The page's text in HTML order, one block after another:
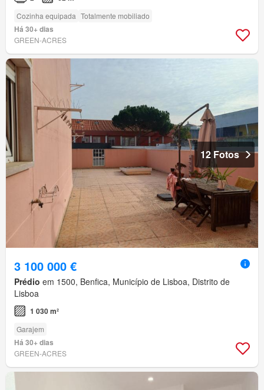
Cozinha equipada Totalmente mobiliado
Há 30+ dias
GREEN-ACRES
12 Fotos
3 100 000 €
Prédio em 1500, Benfica, Município de Lisboa, Distrito de
Lisboa
1 030 m²
Garajem
Há 30+ dias
GREEN-ACRES